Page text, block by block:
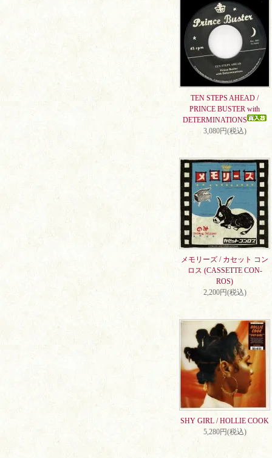
TEN STEPS AHEAD /
PRINCE BUSTER with
DETERMINATIONS
3,080円(税込)
メモリーズ / カセット コン
ロス (CASSETTE CON-
ROS)
2,200円(税込)
SHY GIRL / HOLLIE COOK
5,280円(税込)